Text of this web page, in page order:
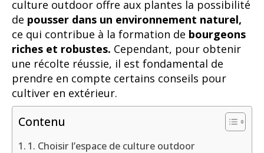
culture outdoor offre aux plantes la possibilité
de pousser dans un environnement naturel,
ce qui contribue à la formation de bourgeons
riches et robustes. Cependant, pour obtenir
une récolte réussie, il est fondamental de
prendre en compte certains conseils pour
cultiver en extérieur.
Contenu
1. Choisir l’espace de culture outdoor